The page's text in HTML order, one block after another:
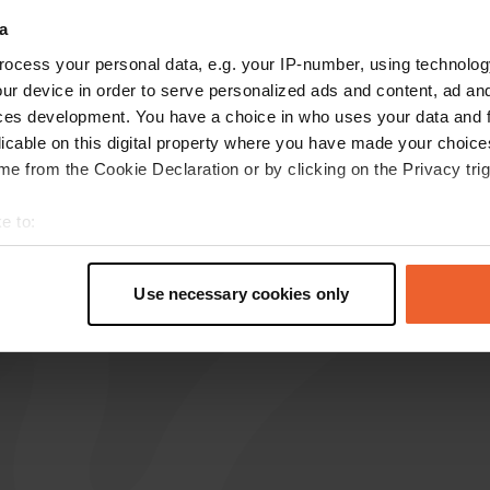
your personal data, e.g. your IP-number, using
device in order to serve personalized ads and content, ad
development. You have a choice in who uses your data and
on this digital property where you have made your
from the Cookie Declaration or by clicking on the Privacy
to:
geographical location which can be accurate to within
personal data is processed and set your preferences in the
Use necessary cookies only
u user316078393
juil. 2026
Traduit par Google Afficher l'original